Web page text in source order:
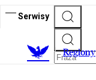
Serwisy
Regiony